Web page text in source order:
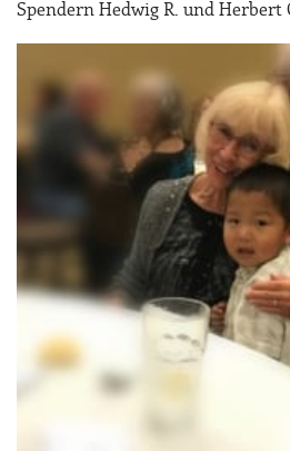
Spendern Hedwig R. und Herbert